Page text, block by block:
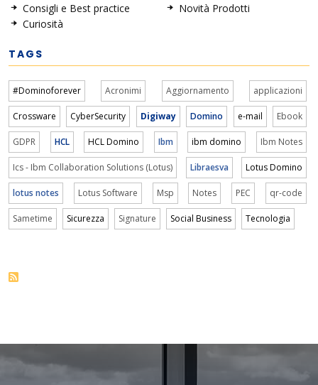
Consigli e Best practice
Curiosità
Novità Prodotti
TAGS
#Dominoforever Acronimi Aggiornamento applicazioni
Crossware CyberSecurity Digiway Domino e-mail Ebook
GDPR HCL HCL Domino Ibm ibm domino Ibm Notes
Ics - Ibm Collaboration Solutions (Lotus) Libraesva Lotus Domino
lotus notes Lotus Software Msp Notes PEC qr-code
Sametime Sicurezza Signature Social Business Tecnologia